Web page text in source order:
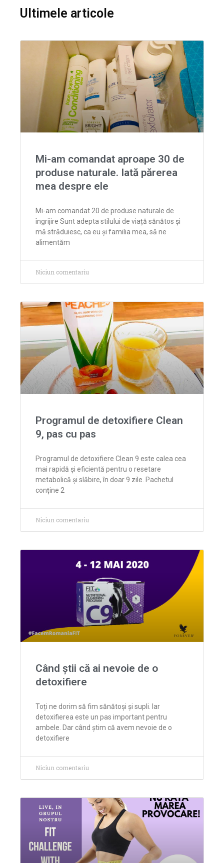
Ultimele articole
Mi-am comandat aproape 30 de
produse naturale. Iată părerea
mea despre ele
Mi-am comandat 20 de produse naturale de
îngrijire Sunt adepta stilului de viață sănătos și
mă străduiesc, ca eu și familia mea, să ne
alimentăm
Niciun comentariu
Programul de detoxifiere Clean
9, pas cu pas
Programul de detoxifiere Clean 9 este calea cea
mai rapidă și eficientă pentru o resetare
metabolică și slăbire, în doar 9 zile. Pachetul
conține 2
Niciun comentariu
Când știi că ai nevoie de o
detoxifiere
Toți ne dorim să fim sănătoși și supli. Iar
detoxifierea este un pas important pentru
ambele. Dar când știm că avem nevoie de o
detoxifiere
Niciun comentariu